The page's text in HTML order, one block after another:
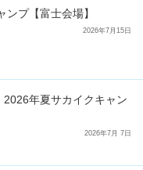
プ【富士会場】
2026年7月15日
年夏サカイクキャン
2026年7月 7日